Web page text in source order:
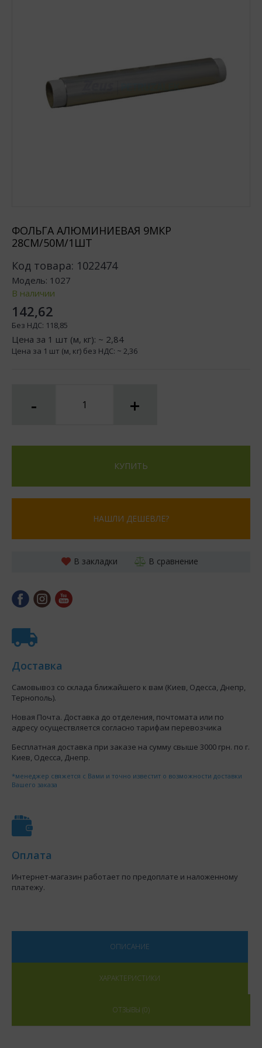
ФОЛЬГА АЛЮМИНИЕВАЯ 9МКР
28СМ/50М/1ШТ
Код товара: 1022474
Модель: 1027
В наличии
142,62
Без НДС: 118,85
Цена за 1 шт (м, кг): ~ 2,84
Цена за 1 шт (м, кг) без НДС: ~ 2,36
- +
КУПИТЬ
НАШЛИ ДЕШЕВЛЕ?
В закладки В сравнение
Доставка
Самовывоз со склада ближайшего к вам (Киев, Одесса, Днепр,
Тернополь).
Новая Почта. Доставка до отделения, почтомата или по
адресу осуществляется согласно тарифам перевозчика
Бесплатная доставка при заказе на сумму свыше 3000 грн. по г.
Киев, Одесса, Днепр.
*менеджер свяжется с Вами и точно известит о возможности доставки
Вашего заказа
Оплата
Интернет-магазин работает по предоплате и наложенному
платежу.
ОПИСАНИЕ
ХАРАКТЕРИСТИКИ
ОТЗЫВЫ (0)